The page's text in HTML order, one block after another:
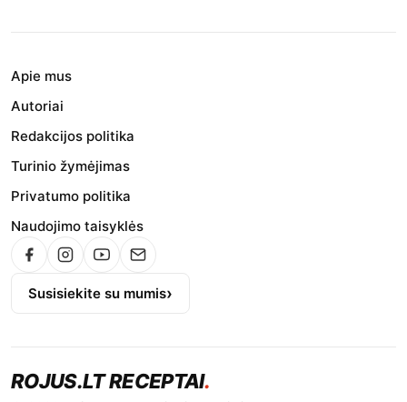
Apie mus
Autoriai
Redakcijos politika
Turinio žymėjimas
Privatumo politika
Naudojimo taisyklės
Susisiekite su mumis
ROJUS.LT RECEPTAI.